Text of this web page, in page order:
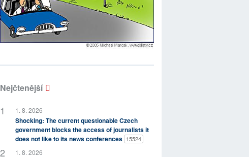
Nejčtenější
1. 8. 2026
Shocking: The current questionable Czech
government blocks the access of journalists it
does not like to its news conferences 15524
1. 8. 2026